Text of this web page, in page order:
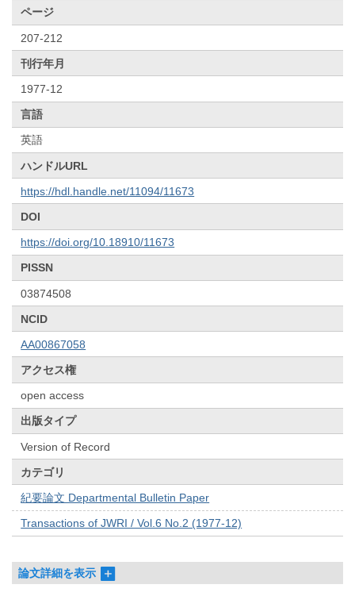
ページ
207-212
刊行年月
1977-12
言語
英語
ハンドルURL
https://hdl.handle.net/11094/11673
DOI
https://doi.org/10.18910/11673
PISSN
03874508
NCID
AA00867058
アクセス権
open access
出版タイプ
Version of Record
カテゴリ
紀要論文 Departmental Bulletin Paper
Transactions of JWRI / Vol.6 No.2 (1977-12)
論文詳細を表示